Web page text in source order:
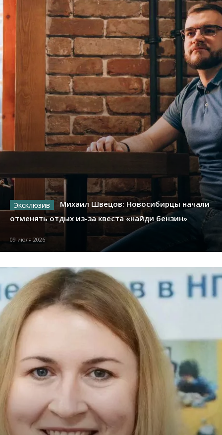
Михаил Швецов: Новосибирцы начали
отменять отдых из-за квеста «найди бензин»
09 июля 2026